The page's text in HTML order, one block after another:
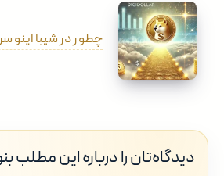
چطور در شیبا اینو
دیدگاه‌تان را درباره این مطلب